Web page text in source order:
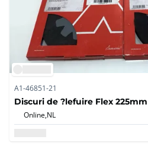
A1-46851-21
Discuri de ?lefuire Flex 225mm
Online,NL